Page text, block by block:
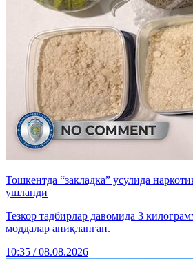
Тошкентда “закладка” усулида
ушланди
Тезкор тадбирлар давомида 3
моддалар аниқланган.
10:35 / 08.08.2026